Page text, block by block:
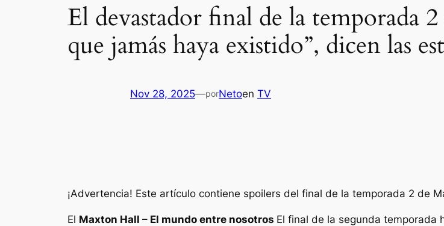
El devastador final de la temporada
que jamás haya existido”, dicen las
Nov 28, 2025—porNetoen TV
¡Advertencia! Este artículo contiene spoilers del final de la temporada 2 de
El Maxton Hall – El mundo entre nosotros El final de la segunda temporada